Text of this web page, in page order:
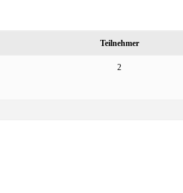
Teilnehmer
2